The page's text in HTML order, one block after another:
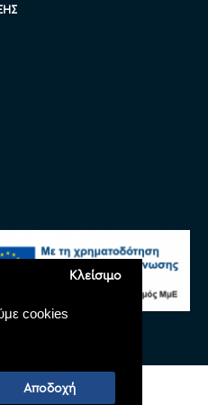
cookies
Κλείσιμο
Αποδοχή
All Rights Reserved
Monoware Web